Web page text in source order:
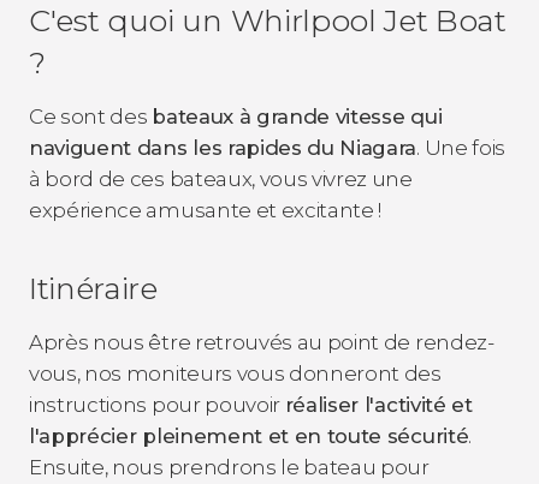
C'est quoi un Whirlpool Jet Boat
?
Ce sont des bateaux à grande vitesse qui
naviguent dans les rapides du Niagara. Une fois
à bord de ces bateaux, vous vivrez une
expérience amusante et excitante !
Itinéraire
Après nous être retrouvés au point de rendez-
vous, nos moniteurs vous donneront des
instructions pour pouvoir réaliser l'activité et
l'apprécier pleinement et en toute sécurité.
Ensuite, nous prendrons le bateau pour